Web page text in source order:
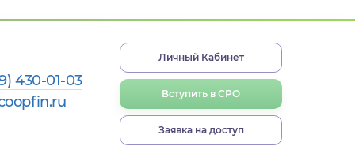
430-01-03
Личный Кабинет
Вступить в СРО
Заявка на доступ